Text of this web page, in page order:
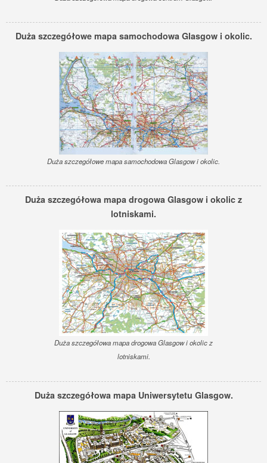
Duża szczegółowe mapa samochodowa Glasgow i okolic.
Duża szczegółowe mapa samochodowa Glasgow i okolic.
Duża szczegółowa mapa drogowa Glasgow i okolic z
lotniskami.
Duża szczegółowa mapa drogowa Glasgow i okolic z
lotniskami.
Duża szczegółowa mapa Uniwersytetu Glasgow.